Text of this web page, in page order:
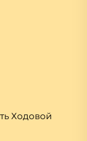
Ходовой